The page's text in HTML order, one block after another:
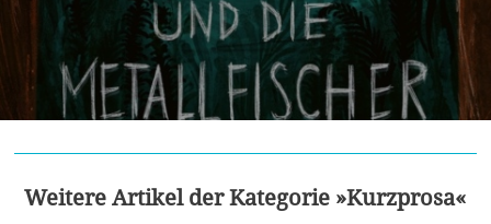
Weitere Artikel der Kategorie »Kurzprosa«